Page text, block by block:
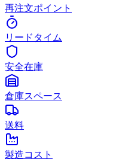
再注文ポイント
リードタイム
安全在庫
倉庫スペース
送料
製造コスト